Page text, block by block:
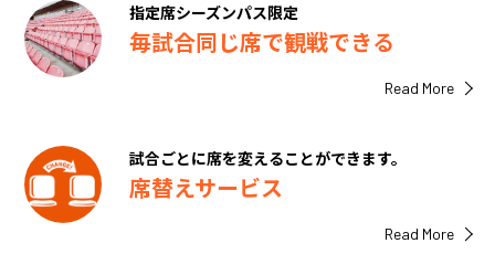
指定席シーズンパス限定
毎試合同じ席で観戦できる
Read More
試合ごとに席を変えることができます。
席替えサービス
Read More